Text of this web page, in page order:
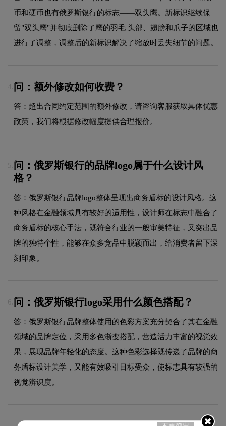
币和硬币也有俄罗斯银行的标志——双头鹰。新标识继续保
留"双头鹰"并彻底删除了鹰的羽毛 头部、翅膀和爪子的区域也
进行了调整，调整后的新标识解决了缩放时丢失细节的问题。
4. 问：额外修改如何收费？
答：超出合同约定范围的额外修改，请咨询客服获取具体优惠
政策，我们将根据修改幅度提供合理报价。
5. 问：俄罗斯银行的品牌logo属于什么设计风
格？
答：俄罗斯银行品牌logo整体呈现出商务盾标的设计风格。这
种风格在金融领域具有较好的适用性，设计师在标志中融合了
商务盾标的核心手法，既符合行业的一般审美特征，又突出品
牌的独特个性，能够在众多竞品中脱颖而出，给消费者留下深
刻印象。
6. 问：俄罗斯银行logo采用什么颜色搭配？
答：俄罗斯银行品牌整体使用的色彩方案充分契合了其在金融
领域的品牌定位，采用多色渐变搭配，营造活力丰富的视觉效
果，展现品牌年轻化的态度。这种色彩选择既传递了品牌的商
务盾标设计美学，又能有效吸引目标受众，使标志具有较强的
视觉辨识度。